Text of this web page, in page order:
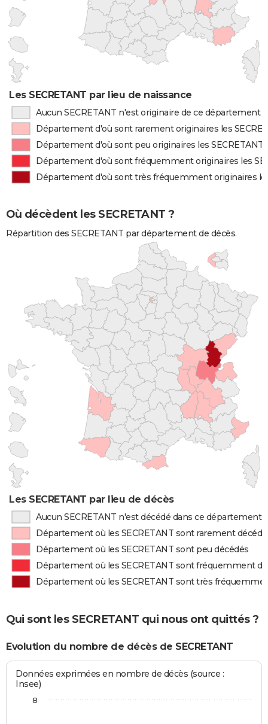
Les SECRETANT par lieu de naissance
Aucun SECRETANT n'est originaire de ce département
Département d'où sont rarement originaires les
Département d'où sont peu originaires les SECRETANT
Département d'où sont fréquemment originaires les
Département d'où sont très fréquemment originaires
Où décèdent les SECRETANT ?
Répartition des SECRETANT par département de décès.
Les SECRETANT par lieu de décès
Aucun SECRETANT n'est décédé dans ce département
Département où les SECRETANT sont rarement
Département où les SECRETANT sont peu décédés
Département où les SECRETANT sont fréquemment
Département où les SECRETANT sont très
Qui sont les SECRETANT qui nous ont quittés ?
Evolution du nombre de décès de SECRETANT
Données exprimées en nombre de décès (source :
Insee)
8